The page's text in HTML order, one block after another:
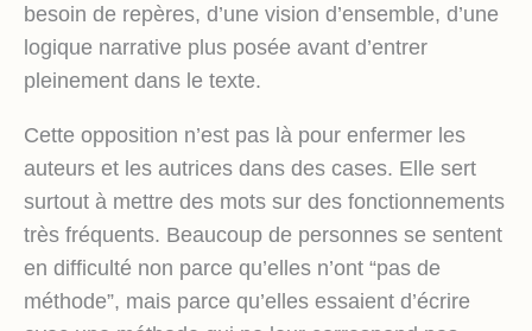
besoin de repères, d’une vision d’ensemble, d’une
logique narrative plus posée avant d’entrer
pleinement dans le texte.
Cette opposition n’est pas là pour enfermer les
auteurs et les autrices dans des cases. Elle sert
surtout à mettre des mots sur des fonctionnements
très fréquents. Beaucoup de personnes se sentent
en difficulté non parce qu’elles n’ont “pas de
méthode”, mais parce qu’elles essaient d’écrire